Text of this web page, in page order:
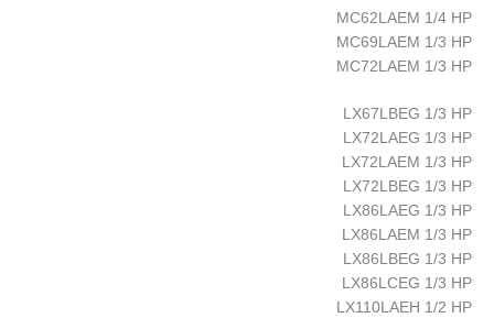
MC62LAEM 1/4 HP
MC69LAEM 1/3 HP
MC72LAEM 1/3 HP
LX67LBEG 1/3 HP
LX72LAEG 1/3 HP
LX72LAEM 1/3 HP
LX72LBEG 1/3 HP
LX86LAEG 1/3 HP
LX86LAEM 1/3 HP
LX86LBEG 1/3 HP
LX86LCEG 1/3 HP
LX110LAEH 1/2 HP